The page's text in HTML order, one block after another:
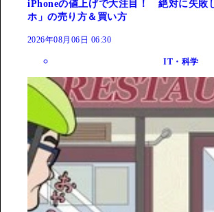
iPhoneの値上げで大注目！ 絶対に失敗
ホ」の売り方＆買い方
2026年08月06日 06:30
IT・科学